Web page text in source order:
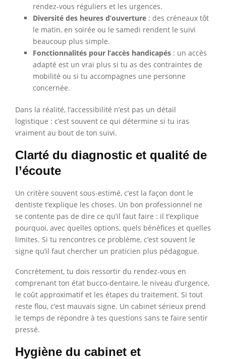
rendez-vous réguliers et les urgences.
Diversité des heures d’ouverture : des créneaux tôt
le matin, en soirée ou le samedi rendent le suivi
beaucoup plus simple.
Fonctionnalités pour l’accès handicapés : un accès
adapté est un vrai plus si tu as des contraintes de
mobilité ou si tu accompagnes une personne
concernée.
Dans la réalité, l’accessibilité n’est pas un détail
logistique : c’est souvent ce qui détermine si tu iras
vraiment au bout de ton suivi.
Clarté du diagnostic et qualité de
l’écoute
Un critère souvent sous-estimé, c’est la façon dont le
dentiste t’explique les choses. Un bon professionnel ne
se contente pas de dire ce qu’il faut faire : il t’explique
pourquoi, avec quelles options, quels bénéfices et quelles
limites. Si tu rencontres ce problème, c’est souvent le
signe qu’il faut chercher un praticien plus pédagogue.
Concrètement, tu dois ressortir du rendez-vous en
comprenant ton état bucco-dentaire, le niveau d’urgence,
le coût approximatif et les étapes du traitement. Si tout
reste flou, c’est mauvais signe. Un cabinet sérieux prend
le temps de répondre à tes questions sans te faire sentir
pressé.
Hygiène du cabinet et